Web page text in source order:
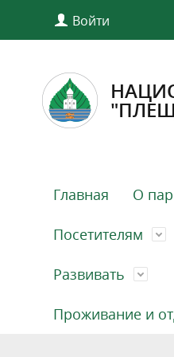
Войти
Главная О
Посетителям
Развивать
Проживание и